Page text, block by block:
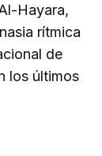
Hayara,
rítmica
de
los últimos